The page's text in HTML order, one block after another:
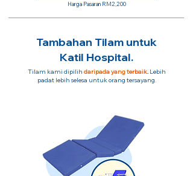
Harga Pasaran RM2,200
Tambahan Tilam untuk
Katil Hospital.
Tilam kami dipilih daripada yang terbaik.Lebih
padat lebih selesa untuk orang tersayang.